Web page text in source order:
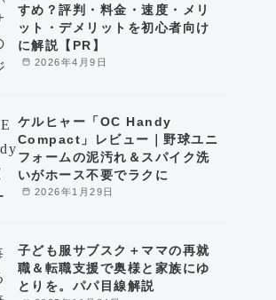
2026年4月9日
すめ？評判・料金・速度・メリ
ット・デメリットを初心者向け
に解説【PR】
2026年1月29日
ケルヒャー「OC Handy
Compact」レビュー｜野球ユニ
フォームの泥汚れ＆スパイク洗
いがホース不要でラクに
子ども服サブスク＋ママの再就
職＆転職支援で奥様と家族にゆ
とりを。パパ目線解説